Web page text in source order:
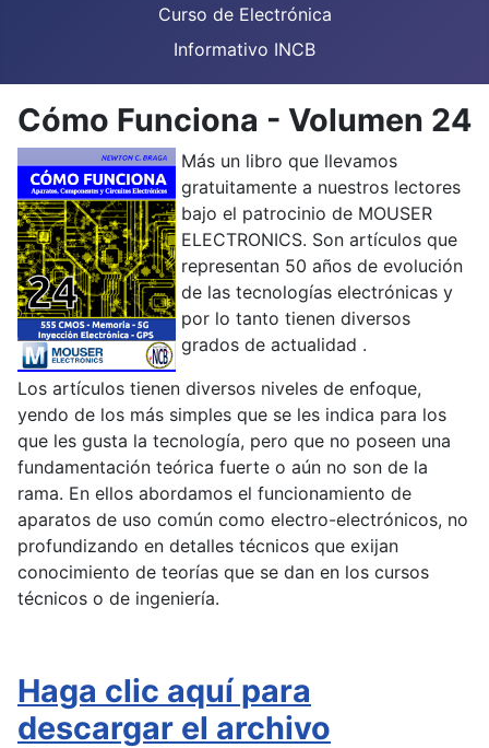
Curso de Electrónica
Informativo INCB
Cómo Funciona - Volumen 24
Más un libro que llevamos
gratuitamente a nuestros lectores
bajo el patrocinio de MOUSER
ELECTRONICS. Son artículos que
representan 50 años de evolución
de las tecnologías electrónicas y
por lo tanto tienen diversos
grados de actualidad .
Los artículos tienen diversos niveles de enfoque,
yendo de los más simples que se les indica para los
que les gusta la tecnología, pero que no poseen una
fundamentación teórica fuerte o aún no son de la
rama. En ellos abordamos el funcionamiento de
aparatos de uso común como electro-electrónicos, no
profundizando en detalles técnicos que exijan
conocimiento de teorías que se dan en los cursos
técnicos o de ingeniería.
Haga clic aquí para
descargar el archivo